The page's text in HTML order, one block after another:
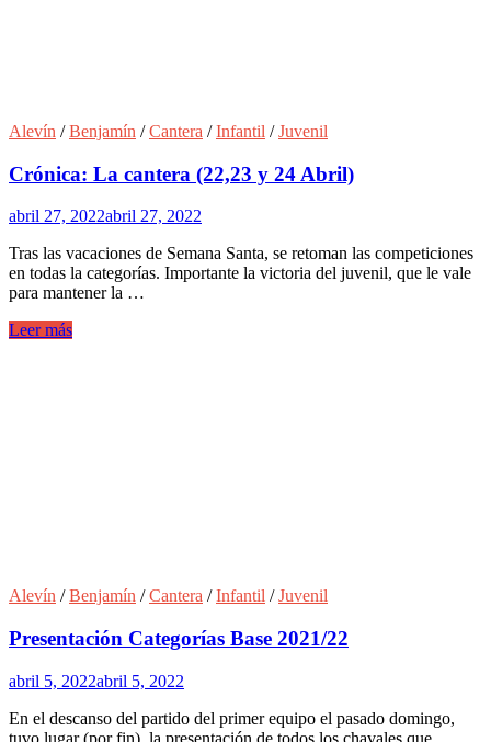
Alevín /Benjamín /Cantera /Infantil /Juvenil
Crónica: La cantera (22,23 y 24 Abril)
abril 27, 2022abril 27, 2022
Tras las vacaciones de Semana Santa, se retoman las competiciones
en todas la categorías. Importante la victoria del juvenil, que le vale
para mantener la …
Leer más
Alevín /Benjamín /Cantera /Infantil /Juvenil
Presentación Categorías Base 2021/22
abril 5, 2022abril 5, 2022
En el descanso del partido del primer equipo el pasado domingo,
tuvo lugar (por fin), la presentación de todos los chavales que